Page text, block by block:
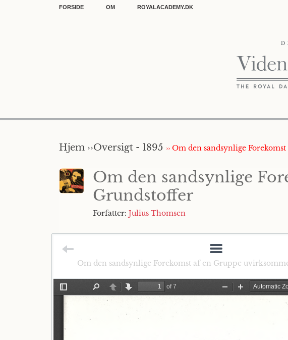
FORSIDE OM ROYALACADEMY.DK
Hjem ››Oversigt - 1895 ›› Om den sandsynlige
Om den sandsynlige
Grundstoffer
Forfatter: Julius Thomsen
Om den sandsynlige Forekomst af en Gruppe